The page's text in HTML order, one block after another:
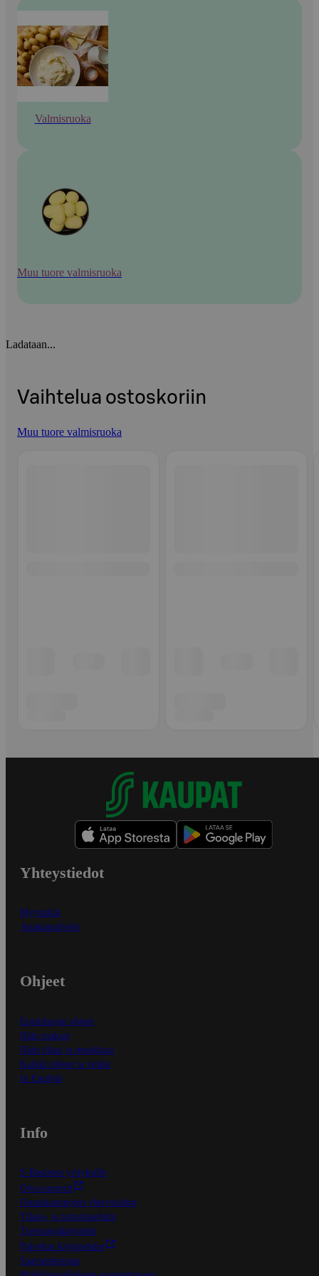
Valmisruoka
Muu tuore valmisruoka
Ladataan...
Vaihtelua ostoskoriin
Muu tuore valmisruoka
Yhteystiedot
Myymälät
Asiakaspalvelu
Ohjeet
Ensitilaajan ohjeet
Näin maksat
Näin tilaat ja muokkaat
Kaikki ohjeet ja vinkit
In English
Info
S-Business yrityksille
Oiva-raportit
Osuuskauppojen yhteystiedot
Tilaus- ja toimitusehdot
Tietosuojakäytäntö
Palvelun käyttöehdot
Saavutettavuus